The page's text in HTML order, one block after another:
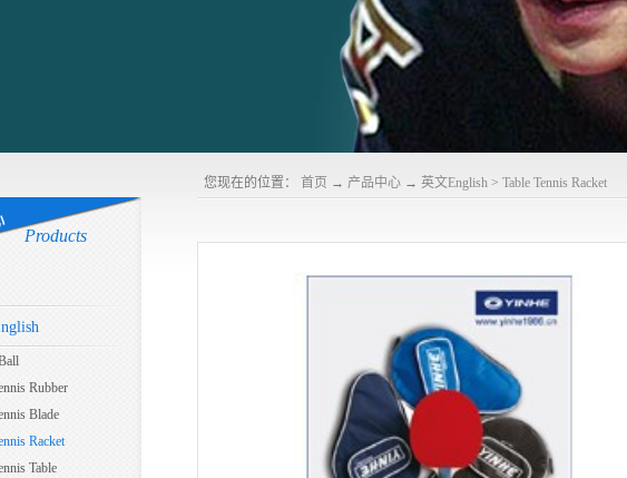
Products
Rubber
Blade
Racket
Table
您现在的位置： 首页 → 产品中心 → 英文English > Table Tennis Racket